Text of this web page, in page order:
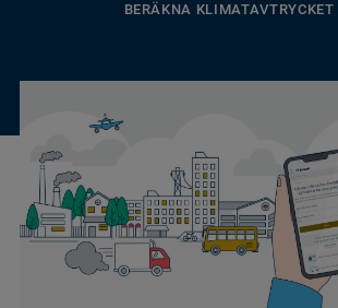
BERÄKNA KLIMATAVTRYCKET